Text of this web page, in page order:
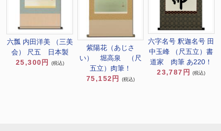
六瓢 内田洋美 （三美
会） 尺五 日本製
25,300円
(税込)
紫陽花（あじさ
い） 堀高泉 （尺
五立）肉筆！
75,152円
(税込)
六字名号 釈迦名号 田
中玉峰 （尺五立）書
道家 肉筆 あ220！
23,787円 (税込)